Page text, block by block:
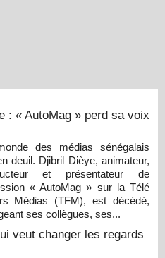
: « AutoMag » perd sa voix
des médias sénégalais
deuil. Djibril Dièye, animateur,
et présentateur de
« AutoMag » sur la Télé
Médias (TFM), est décédé,
ses collègues, ses...
veut changer les regards